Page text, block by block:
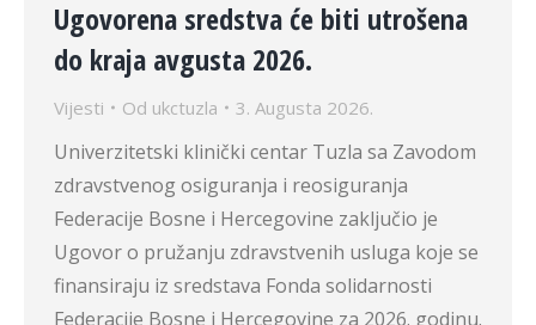
Ugovorena sredstva će biti utrošena
do kraja avgusta 2026.
Vijesti Od ukctuzla 3. Augusta 2026.
Univerzitetski klinički centar Tuzla sa Zavodom
zdravstvenog osiguranja i reosiguranja
Federacije Bosne i Hercegovine zaključio je
Ugovor o pružanju zdravstvenih usluga koje se
finansiraju iz sredstava Fonda solidarnosti
Federacije Bosne i Hercegovine za 2026. godinu.